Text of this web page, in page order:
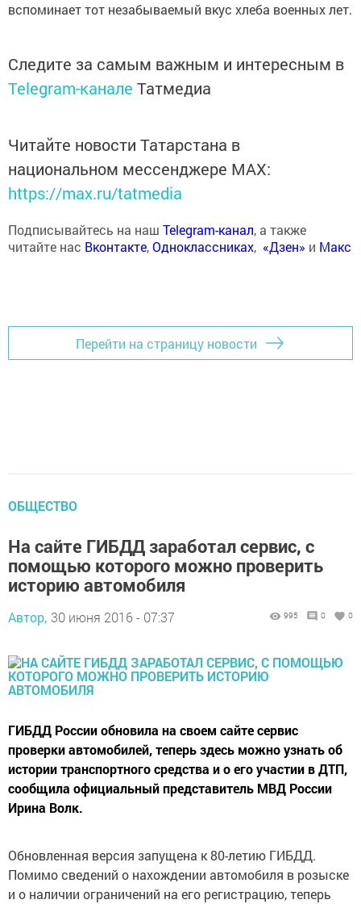
вспоминает тот незабываемый вкус хлеба военных лет.
Следите за самым важным и интересным в
Telegram-канале Татмедиа
Читайте новости Татарстана в
национальном мессенджере MАХ:
https://max.ru/tatmedia
Подписывайтесь на наш Telegram-канал, а также
читайте нас Вконтакте,Одноклассниках, «Дзен» и Макс
Перейти на страницу новости
ОБЩЕСТВО
На сайте ГИБДД заработал сервис, с
помощью которого можно проверить
историю автомобиля
Автор, 30 июня 2016 - 07:37 995 0 0
ГИБДД России обновила на своем сайте сервис
проверки автомобилей, теперь здесь можно узнать об
истории транспортного средства и о его участии в ДТП,
сообщила официальный представитель МВД России
Ирина Волк.
Обновленная версия запущена к 80-летию ГИБДД.
Помимо сведений о нахождении автомобиля в розыске
и о наличии ограничений на его регистрацию, теперь